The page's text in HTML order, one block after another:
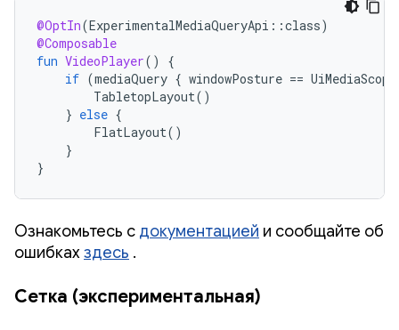
@OptIn(ExperimentalMediaQueryApi ::class)
@Composable
fun VideoPlayer()
{
if (mediaQuery { windowPosture == UiMediaScope
TabletopLayout()
} else {
FlatLayout()
}
}
Ознакомьтесь с документацией и сообщайте об
ошибкахздесь .
Сетка (экспериментальная)